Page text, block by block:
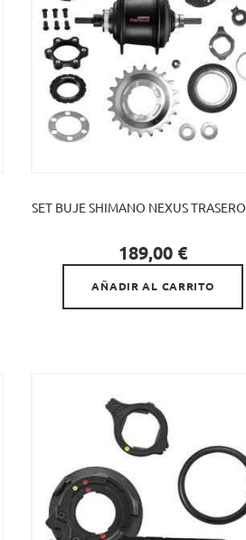
SET BUJE SHIMANO NEXUS
Precio
189,00 €

AÑADIR AL CARRITO